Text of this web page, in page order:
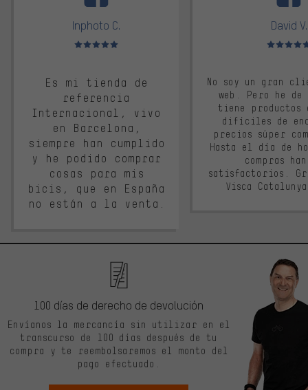
Inphoto C.
Valoración media: 5 de 5
Es mi tienda de
referencia
Internacional, vivo
en Barcelona,
siempre han cumplido
y he podido comprar
cosas para mis
bicis, que en España
no están a la venta.
David V.
Valoración
No soy un gran
web. Pero he
tiene productos
difíciles de
precios súper
Hasta el día de
compras
satisfactorios.
Visca
100 días de derecho de devolución
Envíanos la mercancía sin utilizar en el
transcurso de 100 días después de tu
compra y te reembolsaremos el monto del
pago efectuado.